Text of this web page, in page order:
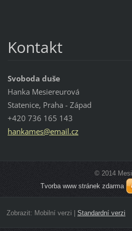
Kontakt
Svoboda duše
Hanka Mesiereurová
Statenice, Praha - Západ
+420 736 165 143
hankames@email.cz
© 2014 Mesi
Tvorba www stránek zdarma
Zobrazit: Mobilní verzi Standardní verzi